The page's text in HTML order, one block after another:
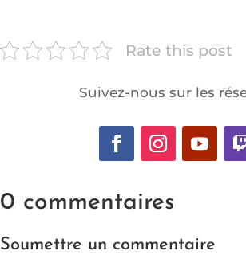
Rate this post
Suivez-nous sur les
0 commentaires
Soumettre un commentaire